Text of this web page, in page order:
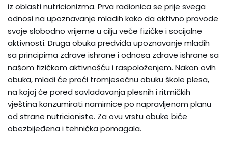
iz oblasti nutricionizma. Prva radionica se prije svega
odnosi na upoznavanje mladih kako da aktivno provode
svoje slobodno vrijeme u cilju veće fizičke i socijalne
aktivnosti. Druga obuka predviđa upoznavanje mladih
sa principima zdrave ishrane i odnosa zdrave ishrane sa
našom fizičkom aktivnošću i raspoloženjem. Nakon ovih
obuka, mladi će proći tromjesečnu obuku škole plesa,
na kojoj će pored savladavanja plesnih i ritmičkih
vještina konzumirati namirnice po napravljenom planu
od strane nutricioniste. Za ovu vrstu obuke biće
obezbijeđena i tehnička pomagala.